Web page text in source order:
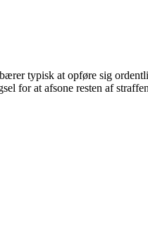
typisk at opføre sig
for at afsone resten af